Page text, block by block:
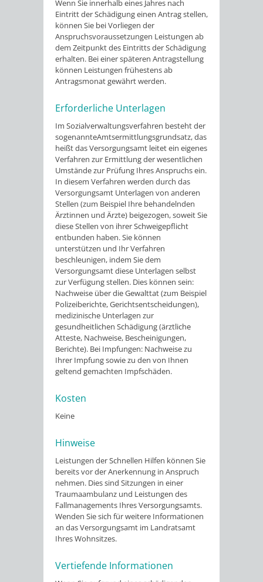
Wenn Sie innerhalb eines Jahres nach
Eintritt der Schädigung einen Antrag stellen,
können Sie bei Vorliegen der
Anspruchsvoraussetzungen Leistungen ab
dem Zeitpunkt des Eintritts der Schädigung
erhalten. Bei einer späteren Antragstellung
können Leistungen frühestens ab
Antragsmonat gewährt werden.
Erforderliche Unterlagen
Im Sozialverwaltungsverfahren besteht der
sogenannteAmtsermittlungsgrundsatz, das
heißt das Versorgungsamt leitet ein eigenes
Verfahren zur Ermittlung der wesentlichen
Umstände zur Prüfung Ihres Anspruchs ein.
In diesem Verfahren werden durch das
Versorgungsamt Unterlagen von anderen
Stellen (zum Beispiel Ihre behandelnden
Ärztinnen und Ärzte) beigezogen, soweit Sie
diese Stellen von ihrer Schweigepflicht
entbunden haben. Sie können
unterstützen und Ihr Verfahren
beschleunigen, indem Sie dem
Versorgungsamt diese Unterlagen selbst
zur Verfügung stellen. Dies können sein:
Nachweise über die Gewalttat (zum Beispiel
Polizeiberichte, Gerichtsentscheidungen),
medizinische Unterlagen zur
gesundheitlichen Schädigung (ärztliche
Atteste, Nachweise, Bescheinigungen,
Berichte). Bei Impfungen: Nachweise zu
Ihrer Impfung sowie zu den von Ihnen
geltend gemachten Impfschäden.
Kosten
Keine
Hinweise
Leistungen der Schnellen Hilfen können Sie
bereits vor der Anerkennung in Anspruch
nehmen. Dies sind Sitzungen in einer
Traumaambulanz und Leistungen des
Fallmanagements Ihres Versorgungsamts.
Wenden Sie sich für weitere Informationen
an das Versorgungsamt im Landratsamt
Ihres Wohnsitzes.
Vertiefende Informationen